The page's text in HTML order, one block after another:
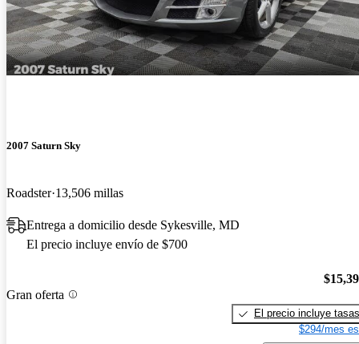
2007 Saturn Sky
Roadster 13,506 millas
Entrega a domicilio desde Sykesville, MD
El precio incluye envío de $700
Gran oferta
El precio incluye tasas
$294/mes